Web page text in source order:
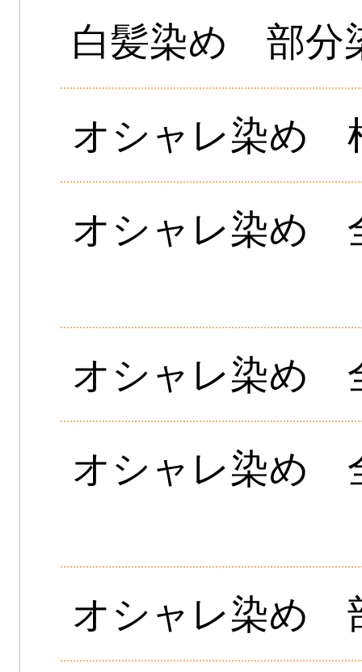
白髪染め 部分
オシャレ染め
オシャレ染め
オシャレ染め
オシャレ染め
オシャレ染め